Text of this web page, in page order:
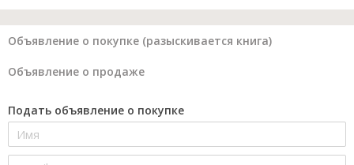
Объявление о покупке (разыскивается книга)
Объявление о продаже
Подать объявление о покупке